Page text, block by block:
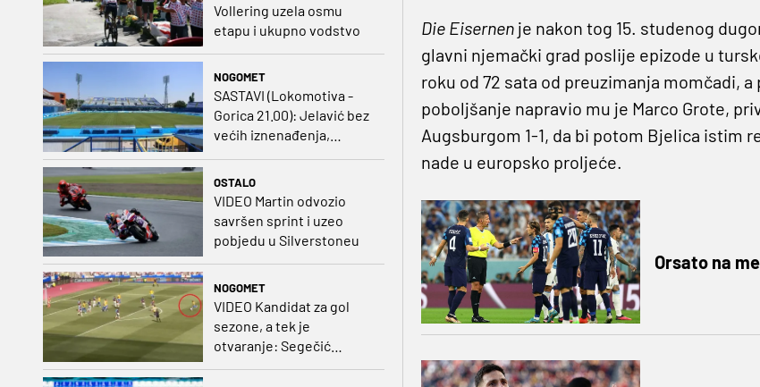
Vollering uzela osmu
etapu i ukupno vodstvo
NOGOMET
SASTAVI (Lokomotiva -
Gorica 21.00): Jelavić bez
većih iznenađenja,
OSTALO
VIDEO Martin odvozio
savršen sprint i uzeo
pobjedu u Silverstoneu
NOGOMET
VIDEO Kandidat za gol
sezone, a tek je
otvaranje: Segečić
Die Eisernen je nakon tog 15. studenog
glavni njemački grad poslije epizode u
roku od 72 sata od preuzimanja momčadi,
poboljšanje napravio mu je Marco Grote,
Augsburgom 1-1, da bi potom Bjelica istim
nade u europsko proljeće.
Orsato na